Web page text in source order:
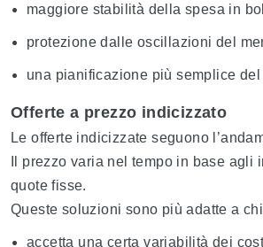
maggiore stabilità della spesa in
protezione dalle oscillazioni del
una pianificazione più semplice
Offerte a prezzo indicizzato
Le offerte indicizzate seguono
Il prezzo varia nel tempo in base
quote fisse.
Queste soluzioni sono più adatte a
accetta una certa variabilità dei